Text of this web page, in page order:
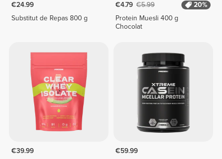
€24.99
Substitut de Repas 800 g
€4.79 €5.99
20%
Protein Muesli 400 g
Chocolat
€39.99
€59.99